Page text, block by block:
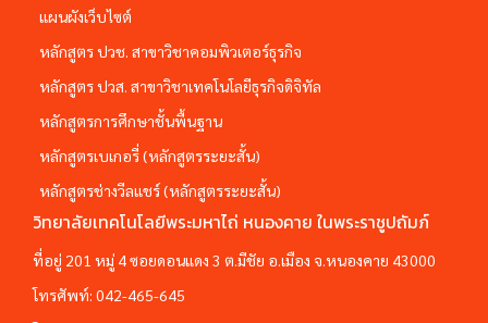
แผนผังเว็บไซต์
หลักสูตร ปวช. สาขาวิชาคอมพิวเตอร์ธุรกิจ
หลักสูตร ปวส. สาขาวิชาเทคโนโลยีธุรกิจดิจิทัล
หลักสูตรการศึกษาชั้นพื้นฐาน
หลักสูตรเบเกอรี่ (หลักสูตรระยะสั้น)
หลักสูตรช่างวีลแชร์ (หลักสูตรระยะสั้น)
วิทยาลัยเทคโนโลยีพระมหาไถ่ หนองคาย ในพระราชูปถัมภ์
ที่อยู่ 201 หมู่ 4 ซอยดอนแดง 3 ต.มีชัย อ.เมือง จ.หนองคาย 43000
โทรศัพท์: 042-465-645